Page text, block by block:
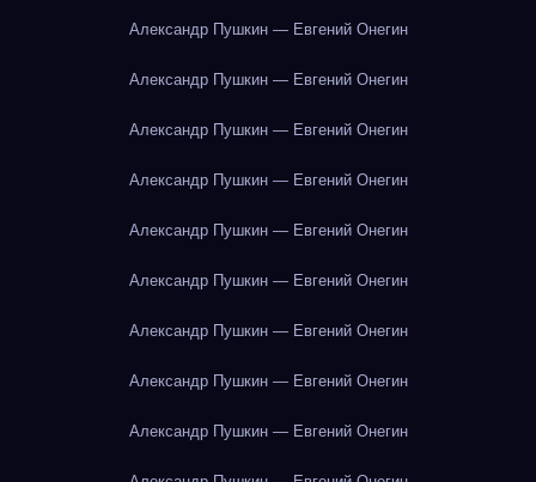
Александр Пушкин — Евгений Онегин
Александр Пушкин — Евгений Онегин
Александр Пушкин — Евгений Онегин
Александр Пушкин — Евгений Онегин
Александр Пушкин — Евгений Онегин
Александр Пушкин — Евгений Онегин
Александр Пушкин — Евгений Онегин
Александр Пушкин — Евгений Онегин
Александр Пушкин — Евгений Онегин